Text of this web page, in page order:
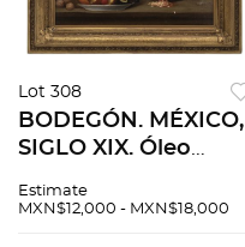
Lot 308
BODEGÓN. MÉXICO,
SIGLO XIX. Óleo
cm.
Estimate
MXN$12,000 - MXN$18,000